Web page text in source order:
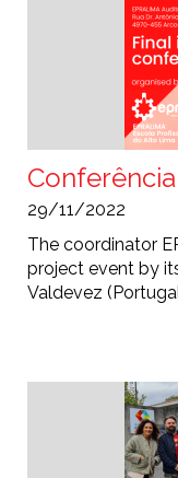
29/11/2022
The coordinator
project event by
Valdevez